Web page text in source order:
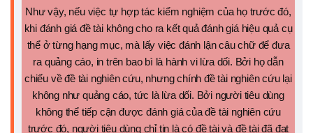
Như vậy, nếu việc tự hợp tác kiểm nghiệm của họ trước đó,
khi đánh giá đề tài không cho ra kết quả đánh giá hiệu quả cụ
thể ở từng hạng mục, mà lấy việc đánh lận câu chữ để đưa
ra quảng cáo, in trên bao bì là hành vi lừa dối. Bởi họ dẫn
chiếu về đề tài nghiên cứu, nhưng chính đề tài nghiên cứu lại
không như quảng cáo, tức là lừa dối. Bởi người tiêu dùng
không thể tiếp cận được đánh giá của đề tài nghiên cứu
trước đó, người tiêu dùng chỉ tin là có đề tài và đề tài đã đạt